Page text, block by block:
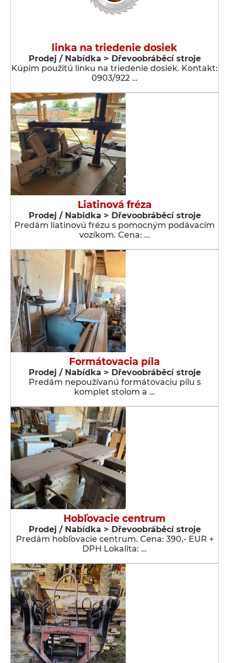
linka na triedenie dosiek
Prodej / Nabídka > Dřevoobráběcí stroje
Kúpim použitú linku na triedenie dosiek. Kontakt:
0903/922 …
Liatinová fréza
Prodej / Nabídka > Dřevoobráběcí stroje
Predám liatinovú frézu s pomocným podávacím
vozíkom. Cena: …
Formátovacia píla
Prodej / Nabídka > Dřevoobráběcí stroje
Predám nepoužívanú formátovaciu pílu s
komplet stolom a …
Hobľovacie centrum
Prodej / Nabídka > Dřevoobráběcí stroje
Predám hobľovacie centrum. Cena: 390,- EUR +
DPH Lokalita: …